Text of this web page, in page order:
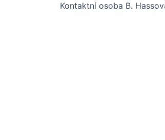
Kontaktní osoba B.